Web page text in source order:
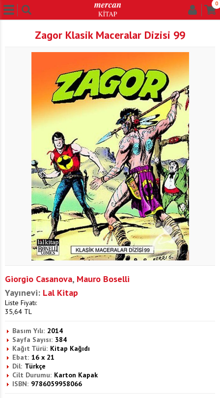
0
Zagor Klasik Maceralar Dizisi 99
Giorgio Casanova, Mauro Boselli
Yayınevi: Lal Kitap
Liste Fiyatı:
35,64 TL
Basım Yılı: 2014
Sayfa Sayısı: 384
Kağıt Türü: Kitap Kağıdı
Ebat: 16 x 21
Dil: Türkçe
Cilt Durumu: Karton Kapak
ISBN: 9786059958066